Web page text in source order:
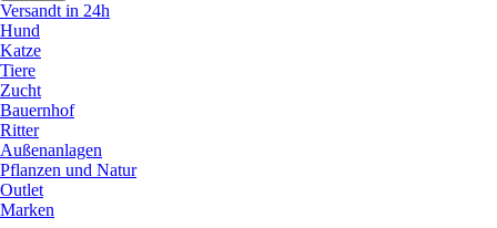
Versandt in 24h
Hund
Katze
Tiere
Zucht
Bauernhof
Ritter
Außenanlagen
Pflanzen und Natur
Outlet
Marken